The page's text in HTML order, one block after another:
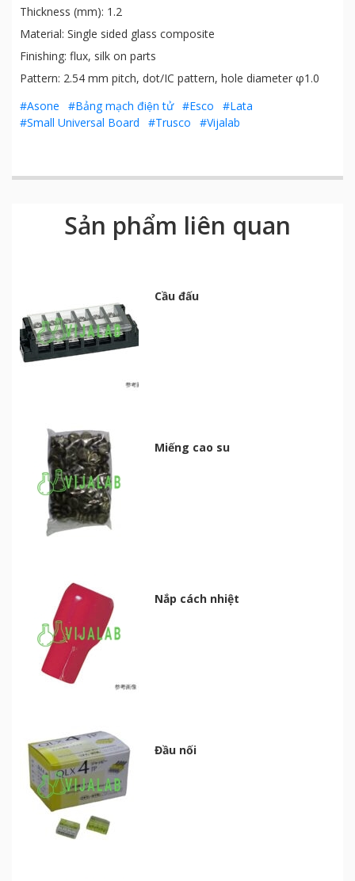
Thickness (mm): 1.2
Material: Single sided glass composite
Finishing: flux, silk on parts
Pattern: 2.54 mm pitch, dot/IC pattern, hole diameter φ1.0
#Asone
#Bảng mạch điện tử #Esco
#Lata
#Small Universal Board
#Trusco #Vijalab
Sản phẩm liên quan
Cầu đấu
Miếng cao su
Nắp cách nhiệt
Đầu nối